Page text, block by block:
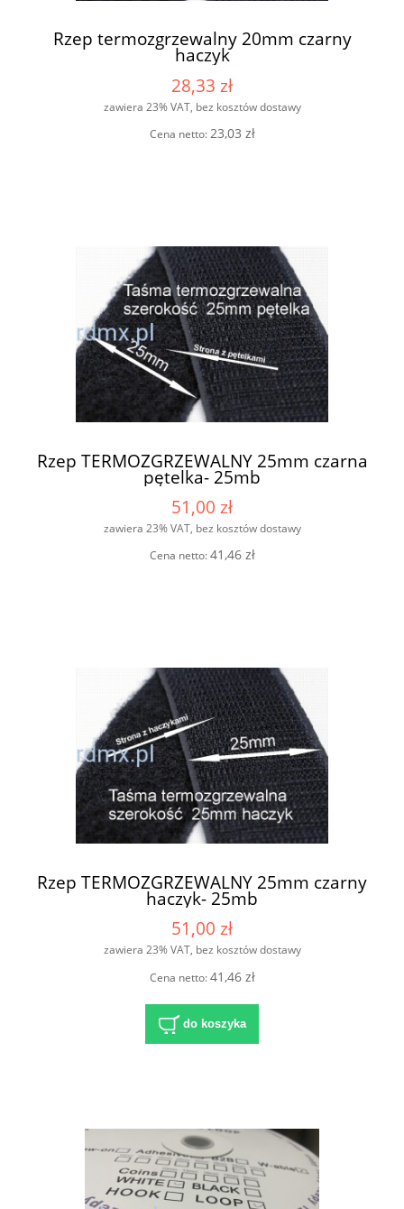
Rzep termozgrzewalny 20mm czarny
haczyk
28,33 zł
zawiera 23% VAT, bez kosztów dostawy
Cena netto:23,03 zł
Rzep TERMOZGRZEWALNY 25mm czarna
pętelka- 25mb
51,00 zł
zawiera 23% VAT, bez kosztów dostawy
Cena netto:41,46 zł
Rzep TERMOZGRZEWALNY 25mm czarny
haczyk- 25mb
51,00 zł
zawiera 23% VAT, bez kosztów dostawy
Cena netto:41,46 zł
do koszyka